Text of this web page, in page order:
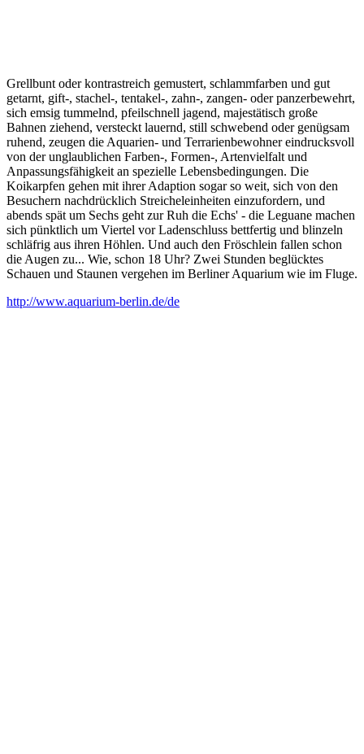
Grellbunt oder kontrastreich gemustert, schlammfarben und gut
getarnt, gift-, stachel-, tentakel-, zahn-, zangen- oder panzerbewehrt,
sich emsig tummelnd, pfeilschnell jagend, majestätisch große
Bahnen ziehend, versteckt lauernd, still schwebend oder genügsam
ruhend, zeugen die Aquarien- und Terrarienbewohner eindrucksvoll
von der unglaublichen Farben-, Formen-, Artenvielfalt und
Anpassungsfähigkeit an spezielle Lebensbedingungen. Die
Koikarpfen gehen mit ihrer Adaption sogar so weit, sich von den
Besuchern nachdrücklich Streicheleinheiten einzufordern, und
abends spät um Sechs geht zur Ruh die Echs' - die Leguane machen
sich pünktlich um Viertel vor Ladenschluss bettfertig und blinzeln
schläfrig aus ihren Höhlen. Und auch den Fröschlein fallen schon
die Augen zu... Wie, schon 18 Uhr? Zwei Stunden beglücktes
Schauen und Staunen vergehen im Berliner Aquarium wie im Fluge.
http://www.aquarium-berlin.de/de